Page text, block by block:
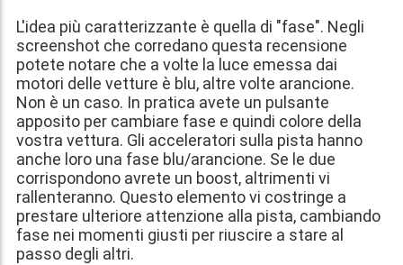
L'idea più caratterizzante è quella di "fase". Negli
screenshot che corredano questa recensione
potete notare che a volte la luce emessa dai
motori delle vetture è blu, altre volte arancione.
Non è un caso. In pratica avete un pulsante
apposito per cambiare fase e quindi colore della
vostra vettura. Gli acceleratori sulla pista hanno
anche loro una fase blu/arancione. Se le due
corrispondono avrete un boost, altrimenti vi
rallenteranno. Questo elemento vi costringe a
prestare ulteriore attenzione alla pista, cambiando
fase nei momenti giusti per riuscire a stare al
passo degli altri.